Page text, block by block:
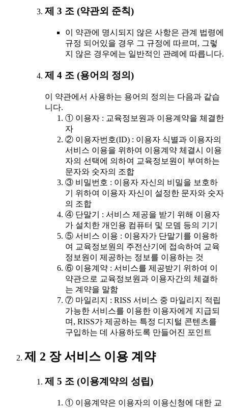
제 3 조 (약관외 준칙)
이 약관에 명시되지 않은 사항은 관계 법령에
규정 되어있을 경우 그 규정에 따르며, 그렇
지 않은 경우에는 일반적인 관례에 따릅니다.
제 4 조 (용어의 정의)
이 약관에서 사용하는 용어의 정의는 다음과 같습
니다.
① 이용자 : 교육정보원과 이용계약을 체결한
자
② 이용자번호(ID) : 이용자 식별과 이용자의
서비스 이용을 위하여 이용계약 체결시 이용
자의 선택에 의하여 교육정보원이 부여하는
문자와 숫자의 조합
③ 비밀번호 : 이용자 자신의 비밀을 보호하
기 위하여 이용자 자신이 설정한 문자와 숫자
의 조합
④ 단말기 : 서비스 제공을 받기 위해 이용자
가 설치한 개인용 컴퓨터 및 모뎀 등의 기기
⑤ 서비스 이용 : 이용자가 단말기를 이용하
여 교육정보원의 주전산기에 접속하여 교육
정보원이 제공하는 정보를 이용하는 것
⑥ 이용계약 : 서비스를 제공받기 위하여 이
약관으로 교육정보원과 이용자간의 체결하
는 계약을 말함
⑦ 마일리지 : RISS 서비스 중 마일리지 적립
가능한 서비스를 이용한 이용자에게 지급되
며, RISS가 제공하는 특정 디지털 콘텐츠를
구입하는 데 사용하도록 만들어진 포인트
제 2 장 서비스 이용 계약
제 5 조 (이용계약의 성립)
① 이용계약은 이용자의 이용신청에 대한 교